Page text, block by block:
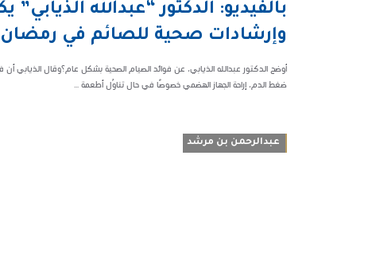
بالفيديو: الدكتور “عبدالله
وإرشادات صحية للصائم في رمضان
أوضح الدكتور عبدالله الذيابي، عن فوائد الصيام الصحية بشكل عام؟وقال الذيابي أن
ضغط الدم، إراحة الجهاز الهضمي خصوصًا في حال تناوُل أطعمة ...
عبدالرحمن بن مرشد